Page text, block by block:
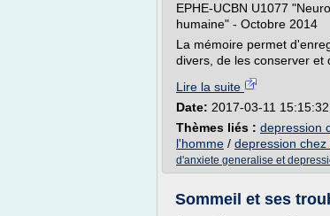
EPHE-UCBN U1077
humaine" - Octobre 2014
La mémoire permet
divers, de les conserver et
Lire la suite
Date: 2017-03-11 15:15:32
Thèmes liés : depression
l'homme / depression
d'anxiete generalise et
Sommeil et ses